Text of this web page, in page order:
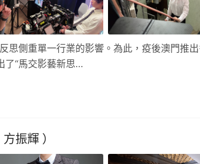
思側重單一行業的影響。為此，疫後澳門推
了“馬交影藝新思…
振輝 ）